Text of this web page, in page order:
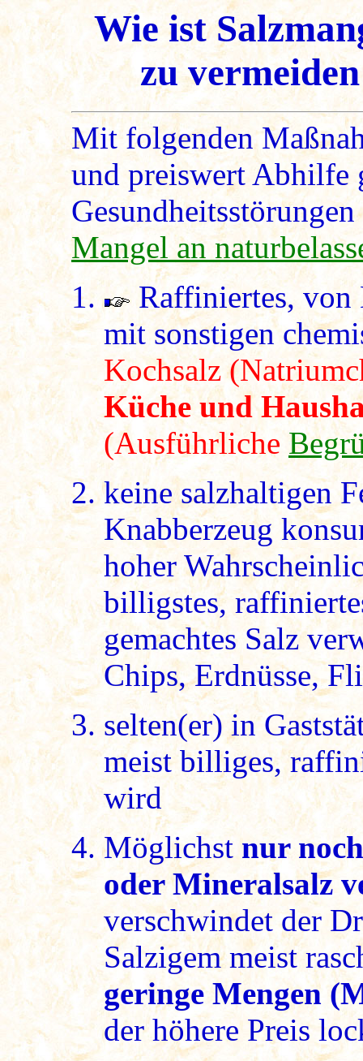
Wie ist
zu
Mit folgenden
und preiswert Abhilfe
Mangel an
Raffiniertes, von
mit sonstigen
Kochsalz
Küche und
(Ausführliche
keine salzhaltigen
Knabberzeug
hoher
billigstes,
gemachtes Salz
Chips, Erdnüsse,
selten(er) in
meist billiges,
wird
Möglichst nur
oder Mineralsalz
verschwindet der
Salzigem meist
geringe Mengen
der höhere Preis